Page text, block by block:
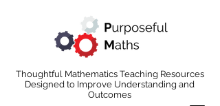
Thoughtful Mathematics Teaching Resources
Designed to Improve Understanding and
Outcomes